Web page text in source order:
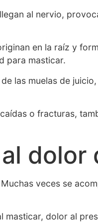
al nervio,
en la raíz y
para masticar.
las muelas de
o fracturas,
dolor
veces se
masticar, dolor al